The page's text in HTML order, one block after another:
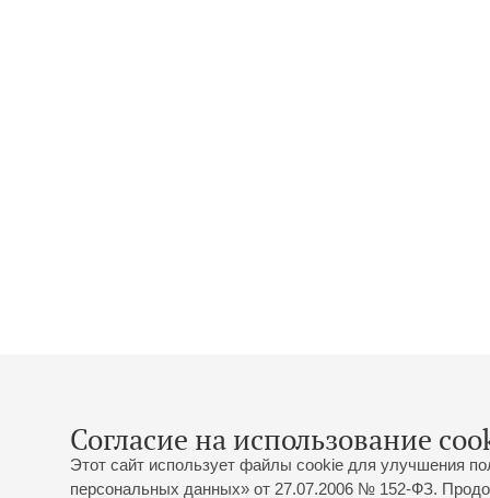
Согласие на использование
Этот сайт использует файлы cookie для улучшения
персональных данных» от 27.07.2006 № 152-ФЗ.